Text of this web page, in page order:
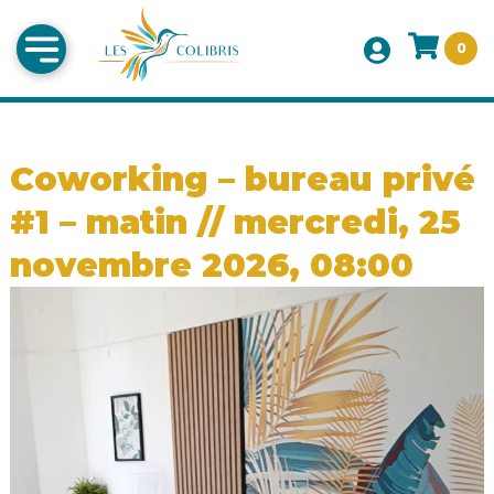
0
Coworking – bureau privé
#1 – matin // mercredi, 25
novembre 2026, 08:00